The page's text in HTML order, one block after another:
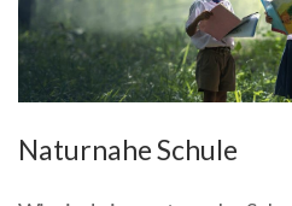
Naturnahe Schule